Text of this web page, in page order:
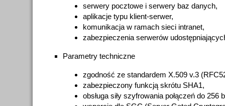
serwery pocztowe i serwery baz danych,
aplikacje typu klient-serwer,
komunikacja w ramach sieci intranet,
zabezpieczenia serwerów
Parametry techniczne
zgodność ze standardem X.509 v.3
zabezpieczony funkcją skrótu SHA1,
obsługa siły szyfrowania połączeń do 256